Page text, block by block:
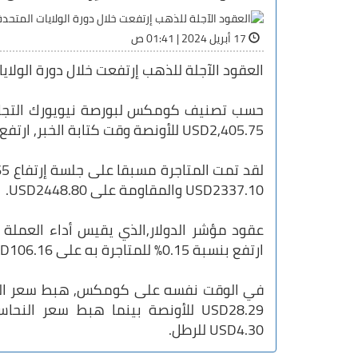
العقود الآجلة للذهب إرتفعت خلال دورة
حسب تصنيف كومكس لبورصة نيويورك
USD2,405.75 للأونصة وقت كتابة الخبر, ارتفع بنسبة 0.95%.
USD2337.10 والمقاومة على USD2448.80.
عقود مؤشر الدولار,الذي يقيس أداء
ارتفع بنسبة 0.15% للمتاجرة به على USD106.16.
USD4.30 للرطل.